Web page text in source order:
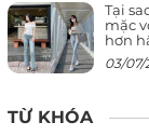
Tại
mặc
hơn
03/07/
TỪ KHÓA